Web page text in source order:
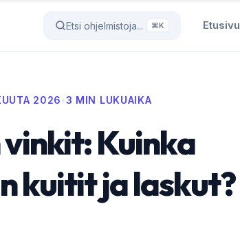
Etsi ohjelmistoja... ⌘K Etusivu
2026•3 MIN LUKUAIKA
Kuinka
kuitit ja laskut?